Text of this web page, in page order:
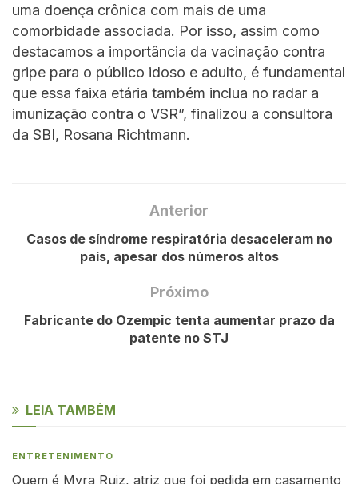
uma doença crônica com mais de uma
comorbidade associada. Por isso, assim como
destacamos a importância da vacinação contra
gripe para o público idoso e adulto, é fundamental
que essa faixa etária também inclua no radar a
imunização contra o VSR”, finalizou a consultora
da SBI, Rosana Richtmann.
Anterior
Casos de síndrome respiratória desaceleram no
país, apesar dos números altos
Próximo
Fabricante do Ozempic tenta aumentar prazo da
patente no STJ
LEIA TAMBÉM
ENTRETENIMENTO
Quem é Myra Ruiz, atriz que foi pedida em casamento